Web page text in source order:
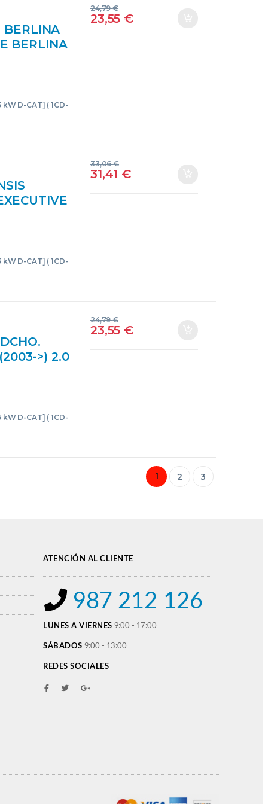
BERLINA
BERLINA
1CD-FTV
D-CAT] ( 1CD-
23,55 €
24,79€
D-CAT]
2000
D-CAT] ( 1CD-
31,41 €
33,06€
>) 2.0
[2,0
992-
D-CAT] ( 1CD-
23,55 €
24,79€
1 2 3
ATENCIÓN AL CLIENTE
987 212 126
LUNES A VIERNES 9:00 - 17:00
SÁBADOS 9:00 - 13:00
REDES SOCIALES